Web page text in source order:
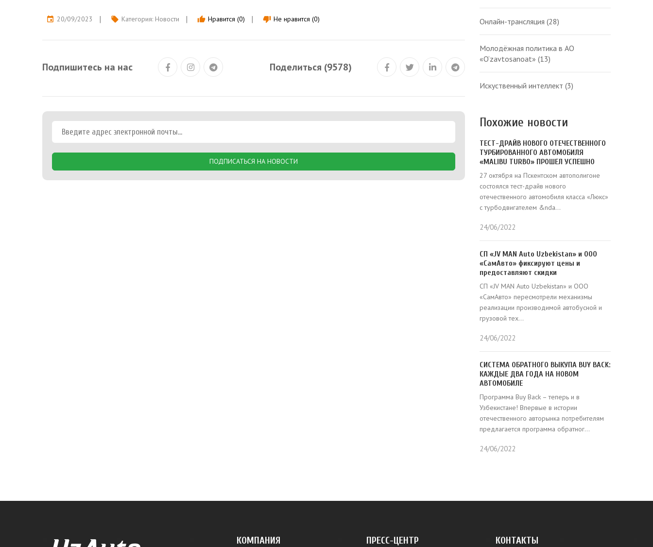
event 20/09/2023 local_offer Категория: Новости thumb_up Нравится (0) thumb_down Не нравится (0)
Подпишитесь на нас Поделиться (9578)
ПОДПИСАТЬСЯ НА НОВОСТИ
Онлайн-трансляция (28)
Молодёжная политика в АО
«O‘zavtosanoat» (13)
Искуственный интеллект (3)
Похожие новости
ТЕСТ-ДРАЙВ НОВОГО ОТЕЧЕСТВЕННОГО
ТУРБИРОВАННОГО АВТОМОБИЛЯ
«MALIBU TURBO» ПРОШЕЛ УСПЕШНО
27 октября на Пскентском автополигоне
состоялся тест-драйв нового
отечественного автомобиля класса «Люкс»
с турбодвигателем &nda...
24/06/2022
СП «JV MAN Auto Uzbekistan» и ООО
«СамАвто» фиксируют цены и
предоставляют скидки
СП «JV MAN Auto Uzbekistan» и ООО
«СамАвто» пересмотрели механизмы
реализации производимой автобусной и
грузовой тех...
24/06/2022
СИСТЕМА ОБРАТНОГО ВЫКУПА BUY BACK:
КАЖДЫЕ ДВА ГОДА НА НОВОМ
АВТОМОБИЛЕ
Программа Buy Back – теперь и в
Узбекистане! Впервые в истории
отечественного авторынка потребителям
предлагается программа обратног...
24/06/2022
КОМПАНИЯ ПРЕСС-ЦЕНТР КОНТАКТЫ